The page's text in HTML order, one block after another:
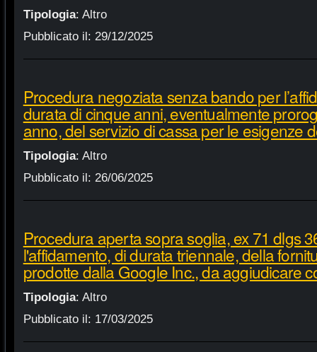
Tipologia: Altro
Pubblicato il: 29/12/2025
Procedura negoziata senza bando per
durata di cinque anni, eventualmente
anno, del servizio di cassa per le esigenze
Tipologia: Altro
Pubblicato il: 26/06/2025
Procedura aperta sopra soglia, ex 71 dlgs
l'affidamento, di durata triennale, della
prodotte dalla Google Inc., da aggiudicare
Tipologia: Altro
Pubblicato il: 17/03/2025